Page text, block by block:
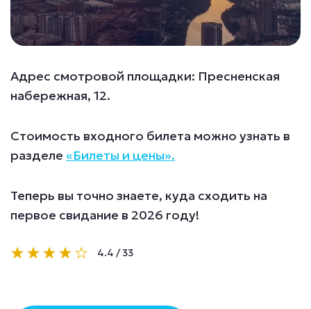
Адрес смотровой площадки: Пресненская
набережная, 12.
Стоимость входного билета можно узнать в
разделе «Билеты и цены».
Теперь вы точно знаете, куда сходить на
первое свидание в 2026 году!
4.4 /33